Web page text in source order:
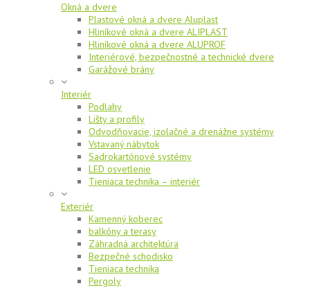
Okná a dvere
Plastové okná a dvere Aluplast
Hliníkové okná a dvere ALIPLAST
Hliníkové okná a dvere ALUPROF
Interiérové, bezpečnostné a technické dvere
Garážové brány
Interiér
Podlahy
Lišty a profily
Odvodňovacie, izolačné a drenážne systémy
Vstavaný nábytok
Sadrokartónové systémy
LED osvetlenie
Tieniaca technika – interiér
Exteriér
Kamenný koberec
balkóny a terasy
Záhradná architektúra
Bezpečné schodisko
Tieniaca technika
Pergoly